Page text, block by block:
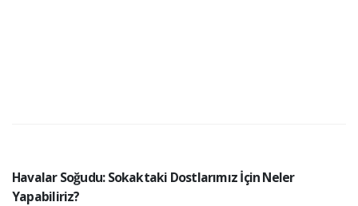
Havalar Soğudu: Sokaktaki Dostlarımız İçin Neler
Yapabiliriz?